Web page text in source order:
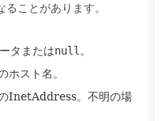
ことがあります。
タまたはnull 。
ホスト名。
InetAddress。不明の場